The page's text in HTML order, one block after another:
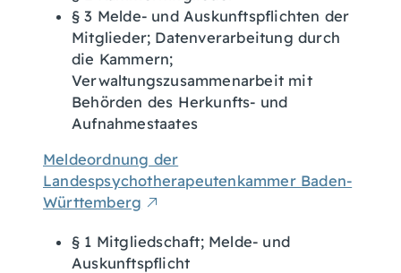
§ 3 Melde- und Auskunftspflichten der
Mitglieder; Datenverarbeitung durch
die Kammern;
Verwaltungszusammenarbeit mit
Behörden des Herkunfts- und
Aufnahmestaates
Meldeordnung der
Landespsychotherapeutenkammer Baden-
Württemberg
§ 1 Mitgliedschaft; Melde- und
Auskunftspflicht